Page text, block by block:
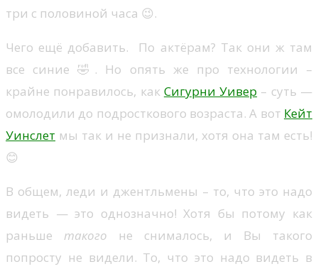
три с половиной часа 😉.
Чего ещё добавить. По актёрам? Так они ж там
все синие 🤣. Но опять же про технологии –
крайне понравилось, как Сигурни Уивер – суть —
омолодили до подросткового возраста. А вот Кейт
Уинслет мы так и не признали, хотя она там есть!
😊
В общем, леди и джентльмены – то, что это надо
видеть — это однозначно! Хотя бы потому как
раньше такого не снималось, и Вы такого
попросту не видели. То, что это надо видеть в